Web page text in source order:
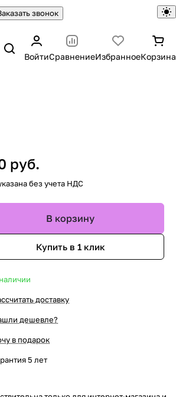
звонок
ВойтиСравнениеИзбранноеКорзина
руб.
без учета НДС
В корзину
Купить в 1 клик
доставку
дешевле?
в подарок
5 лет